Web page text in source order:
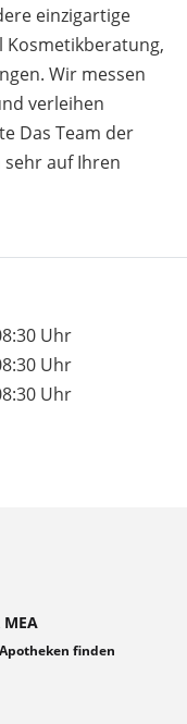
einzigartige
Kosmetikberatung,
Wir messen
verleihen
Das Team der
auf Ihren
Uhr
Uhr
Uhr
MEA
Apotheken finden